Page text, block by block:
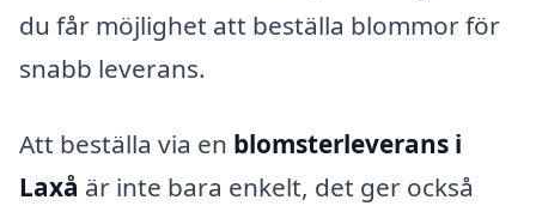
du får möjlighet att beställa blommor för
snabb leverans.
Att beställa via en blomsterleverans i
Laxå är inte bara enkelt, det ger också